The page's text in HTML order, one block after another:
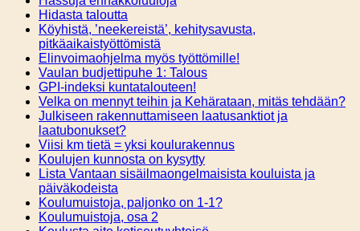
Hidasta taloutta
Köyhistä, ’neekereistä’, kehitysavusta,
pitkäaikaistyöttömistä
Elinvoimaohjelma myös työttömille!
Vaulan budjettipuhe 1: Talous
GPI-indeksi kuntatalouteen!
Velka on mennyt teihin ja Kehärataan, mitäs tehdään?
Julkiseen rakennuttamiseen laatusanktiot ja
laatubonukset?
Viisi km tietä = yksi koulurakennus
Koulujen kunnosta on kysytty
Lista Vantaan sisäilmaongelmaisista kouluista ja
päiväkodeista
Koulumuistoja, paljonko on 1-1?
Koulumuistoja, osa 2